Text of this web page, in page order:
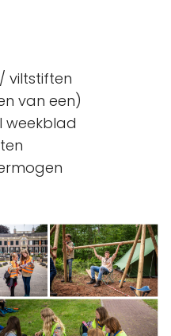
viltstiften
van een)
weekblad